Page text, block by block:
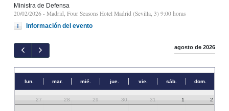
Ministra de Defensa
20/02/2026 - Madrid, Four Seasons Hotel Madrid (Sevilla, 3) 9:00 horas
Información del evento
agosto de 2026
lun. mar. mié. jue. vie. sáb. dom.
27 28 29 30 31 1 2